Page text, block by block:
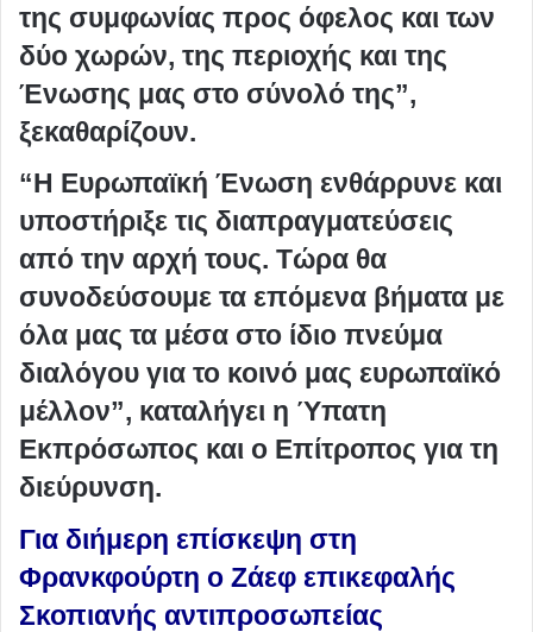
της συμφωνίας προς όφελος και των
δύο χωρών, της περιοχής και της
Ένωσης μας στο σύνολό της”,
ξεκαθαρίζουν.
“Η Ευρωπαϊκή Ένωση ενθάρρυνε και
υποστήριξε τις διαπραγματεύσεις
από την αρχή τους. Τώρα θα
συνοδεύσουμε τα επόμενα βήματα με
όλα μας τα μέσα στο ίδιο πνεύμα
διαλόγου για το κοινό μας ευρωπαϊκό
μέλλον”, καταλήγει η Ύπατη
Εκπρόσωπος και ο Επίτροπος για τη
διεύρυνση.
Για διήμερη επίσκεψη στη
Φρανκφούρτη ο Ζάεφ επικεφαλής
Σκοπιανής αντιπροσωπείας